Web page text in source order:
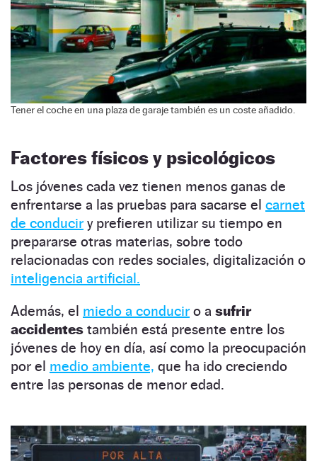
Tener el coche en una plaza de garaje también es un coste añadido.
Factores físicos y psicológicos
Los jóvenes cada vez tienen menos ganas de
enfrentarse a las pruebas para sacarse el carnet
de conducir y prefieren utilizar su tiempo en
prepararse otras materias, sobre todo
relacionadas con redes sociales, digitalización o
inteligencia artificial.
Además, el miedo a conducir o a sufrir
accidentes también está presente entre los
jóvenes de hoy en día, así como la preocupación
por el medio ambiente, que ha ido creciendo
entre las personas de menor edad.